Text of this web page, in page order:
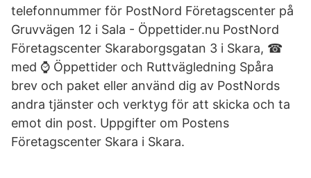
telefonnummer för PostNord Företagscenter på
Gruvvägen 12 i Sala - Öppettider.nu PostNord
Företagscenter Skaraborgsgatan 3 i Skara, ☎
med ⌚ Öppettider och Ruttvägledning Spåra
brev och paket eller använd dig av PostNords
andra tjänster och verktyg för att skicka och ta
emot din post. Uppgifter om Postens
Företagscenter Skara i Skara.